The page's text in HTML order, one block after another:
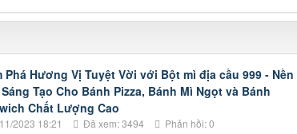
Phá Hương Vị Tuyệt Vời với Bột mì địa cầu 999 - Nền
Tạo Cho Bánh Pizza, Bánh Mì Ngọt và Bánh
Chất Lượng Cao
2023 18:21 Đã xem: 3494 Phản hồi: 0